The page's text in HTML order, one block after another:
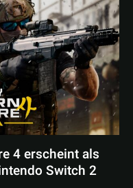
4 erscheint als
Switch 2